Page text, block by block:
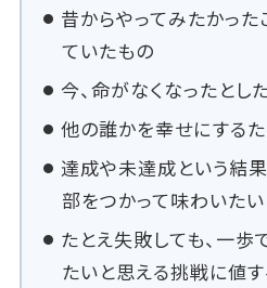
昔からやってみたかった
ていたもの
今、命がなくなったとし
他の誰かを幸せにする
達成や未達成という結
部をつかって味わいた
たとえ失敗しても、一歩
たいと思える挑戦に値